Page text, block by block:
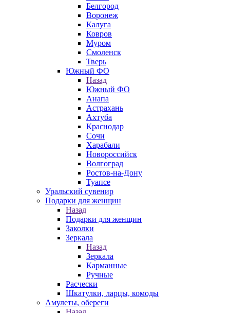
Белгород
Воронеж
Калуга
Ковров
Муром
Смоленск
Тверь
Южный ФО
Назад
Южный ФО
Анапа
Астрахань
Ахтуба
Краснодар
Сочи
Харабали
Новороссийск
Волгоград
Ростов-на-Дону
Туапсе
Уральский сувенир
Подарки для женщин
Назад
Подарки для женщин
Заколки
Зеркала
Назад
Зеркала
Карманные
Ручные
Расчески
Шкатулки, ларцы, комоды
Амулеты, обереги